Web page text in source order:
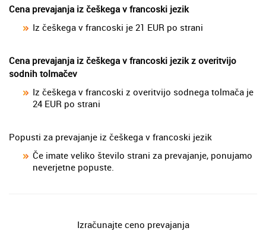
Cena prevajanja iz češkega v francoski jezik
Iz češkega v francoski je 21 EUR po strani
Cena prevajanja iz češkega v francoski jezik z overitvijo
sodnih tolmačev
Iz češkega v francoski z overitvijo sodnega tolmača je
24 EUR po strani
Popusti za prevajanje iz češkega v francoski jezik
Če imate veliko število strani za prevajanje, ponujamo
neverjetne popuste.
Izračunajte ceno prevajanja